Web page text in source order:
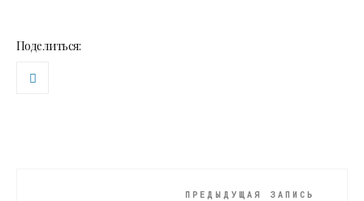
Поделиться:
ПРЕДЫДУЩАЯ ЗАПИСЬ